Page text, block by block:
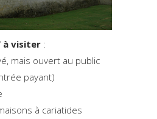
à visiter :
mais ouvert au public
payant)
à cariatides